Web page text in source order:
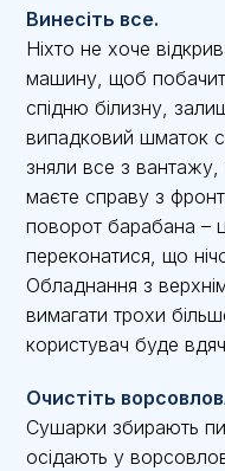
Винесіть все.
Ніхто не хоче
машину, щоб
спідню білизну,
випадковий шматок
зняли все з вантажу,
маєте справу з
поворот барабана –
переконатися, що
Обладнання з
вимагати трохи
користувач буде
Очистіть
Сушарки збирають
осідають у